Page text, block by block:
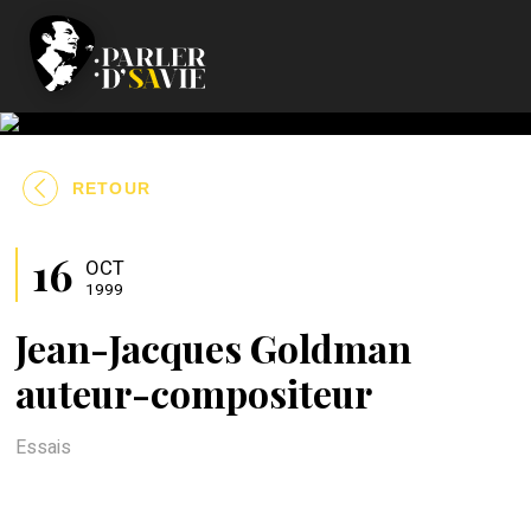
RETOUR
Jean-Jacques Goldman
auteur-compositeur
16 OCT
1999
Essais